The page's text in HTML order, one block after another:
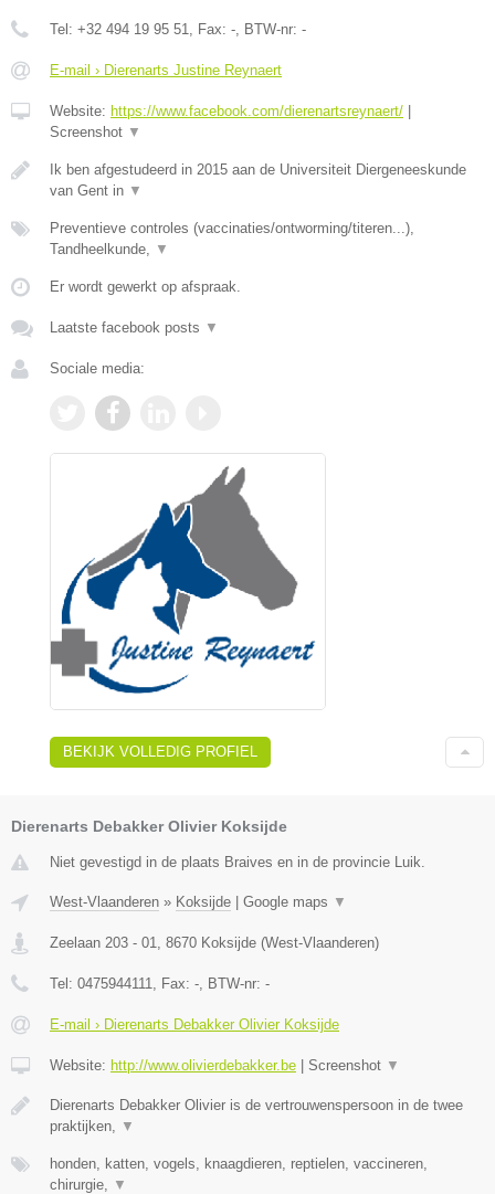
Tel: +32 494 19 95 51 , Fax: - , BTW-nr: -
E-mail › Dierenarts Justine Reynaert
Website: https://www.facebook.com/dierenartsreynaert/
Screenshot ▼
Ik ben afgestudeerd in 2015 aan de Universiteit Diergeneeskunde
van Gent in ▼
Preventieve controles (vaccinaties/ontworming/titeren...),
Tandheelkunde,
▼
Er wordt gewerkt op afspraak.
Laatste facebook posts ▼
Sociale media:
BEKIJK VOLLEDIG PROFIEL
Dierenarts Debakker Olivier Koksijde
Niet gevestigd in de plaats Braives en in de provincie Luik.
West-Vlaanderen » Koksijde Google maps ▼
Zeelaan 203 - 01 8670 Koksijde (West-Vlaanderen)
Tel: 0475944111 , Fax: - , BTW-nr: -
E-mail › Dierenarts Debakker Olivier Koksijde
Website: http://www.olivierdebakker.be Screenshot ▼
Dierenarts Debakker Olivier is de vertrouwenspersoon in de twee
praktijken,
▼
honden, katten, vogels, knaagdieren, reptielen, vaccineren,
chirurgie,
▼